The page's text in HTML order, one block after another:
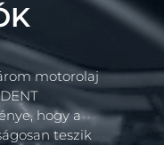
motorolaj
hogy a
teszik